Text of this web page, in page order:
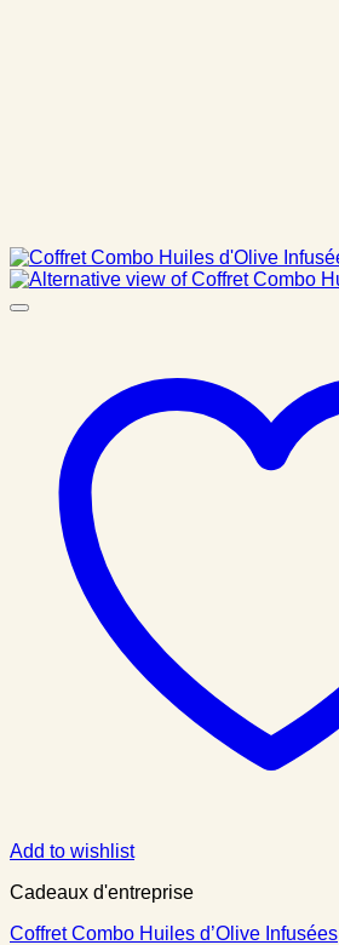
Add to wishlist
Cadeaux d'entreprise
Coffret Combo Huiles d’Olive Infusées